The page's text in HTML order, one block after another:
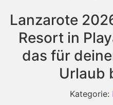
Lanzarote
Resort in
das für
Urlaub
Kategorie: